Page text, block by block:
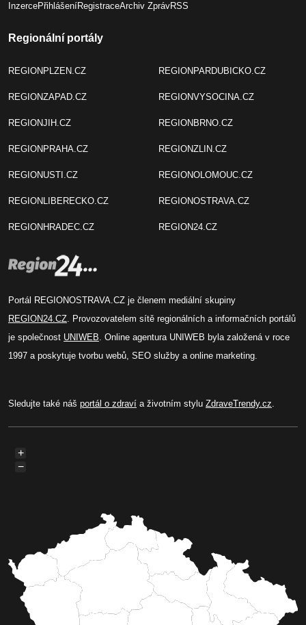
InzercePřihlášeníRegistraceArchiv ZprávRSS
Regionální portály
REGIONPLZEN.CZ
REGIONZAPAD.CZ
REGIONJIH.CZ
REGIONPRAHA.CZ
REGIONUSTI.CZ
REGIONLIBERECKO.CZ
REGIONHRADEC.CZ
REGIONPARDUBICKO.CZ
REGIONVYSOCINA.CZ
REGIONBRNO.CZ
REGIONZLIN.CZ
REGIONOLOMOUC.CZ
REGIONOSTRAVA.CZ
REGION24.CZ
Portál REGIONOSTRAVA.CZ je členem mediální skupiny
REGION24.CZ. Provozovatelem sítě regionálních a informačních portálů
je společnost UNIWEB. Online agentura UNIWEB byla založená v roce
1997 a poskytuje tvorbu webů, SEO služby a online marketing.
Sledujte také náš portál o zdraví a životním stylu ZdraveTrendy.cz.
+
−